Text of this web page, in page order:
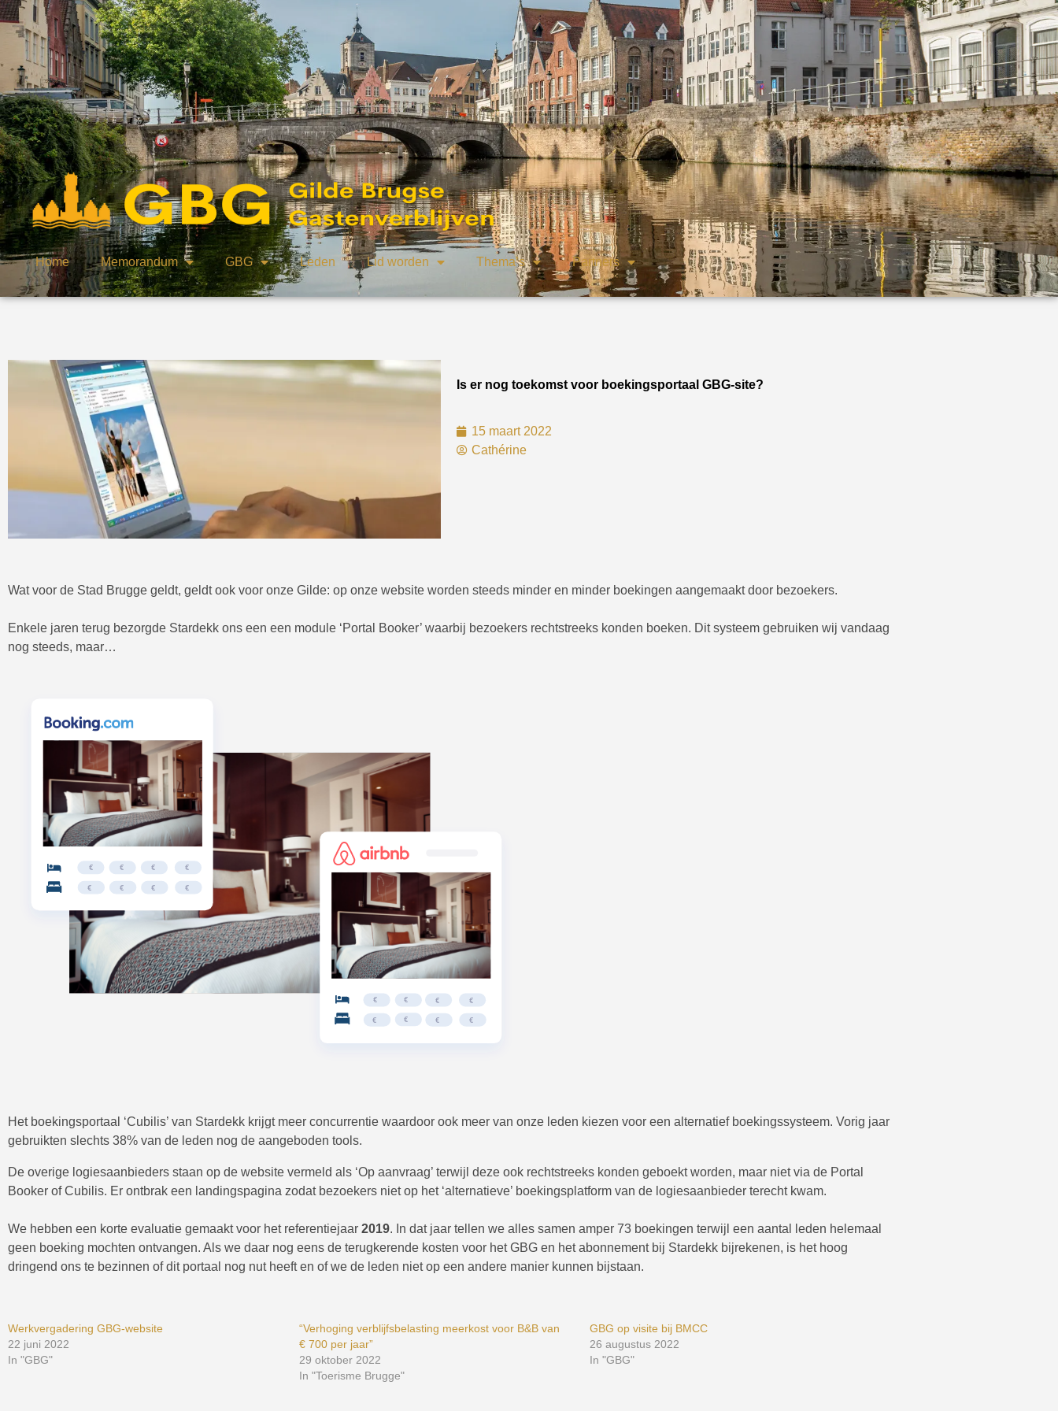
Home Memorandum GBG Leden Lid worden Thema’s Partners
Is er nog toekomst voor boekingsportaal GBG-site?
15 maart 2022
Cathérine
Wat voor de Stad Brugge geldt, geldt ook voor onze Gilde: op onze website worden steeds minder en minder boekingen aangemaakt door bezoekers.
Enkele jaren terug bezorgde Stardekk ons een een module ‘Portal Booker’ waarbij bezoekers rechtstreeks konden boeken. Dit systeem gebruiken wij vandaag
nog steeds, maar…
Het boekingsportaal ‘Cubilis’ van Stardekk krijgt meer concurrentie waardoor ook meer van onze leden kiezen voor een alternatief boekingssysteem. Vorig jaar
gebruikten slechts 38% van de leden nog de aangeboden tools.
De overige logiesaanbieders staan op de website vermeld als ‘Op aanvraag’ terwijl deze ook rechtstreeks konden geboekt worden, maar niet via de Portal
Booker of Cubilis. Er ontbrak een landingspagina zodat bezoekers niet op het ‘alternatieve’ boekingsplatform van de logiesaanbieder terecht kwam.
We hebben een korte evaluatie gemaakt voor het referentiejaar 2019. In dat jaar tellen we alles samen amper 73 boekingen terwijl een aantal leden helemaal
geen boeking mochten ontvangen. Als we daar nog eens de terugkerende kosten voor het GBG en het abonnement bij Stardekk bijrekenen, is het hoog
dringend ons te bezinnen of dit portaal nog nut heeft en of we de leden niet op een andere manier kunnen bijstaan.
Werkvergadering GBG-website
22 juni 2022
In "GBG"
“Verhoging verblijfsbelasting meerkost voor B&B van
€ 700 per jaar”
29 oktober 2022
In "Toerisme Brugge"
GBG op visite bij BMCC
26 augustus 2022
In "GBG"